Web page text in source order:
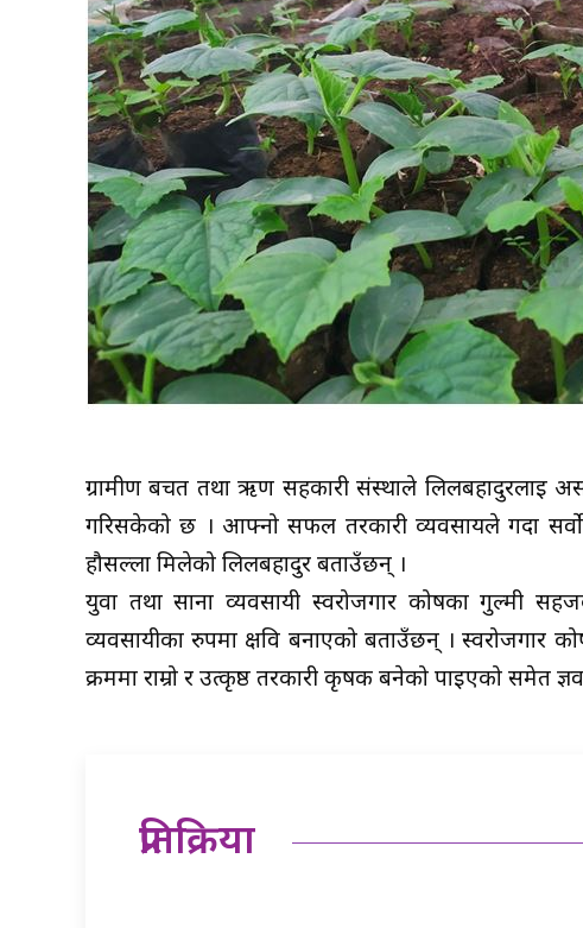
ग्रामीण बचत तथा ऋण सहकारी संस्थाले लिलबहादुरलाई
गरिसकेको छ । आफ्नो सफल तरकारी व्यवसायले गर्दा
हौसल्ला मिलेको लिलबहादुर बताउँछन् ।
युवा तथा साना व्यवसायी स्वरोजगार कोषका गुल्मी
व्यवसायीका रुपमा क्षवि बनाएको बताउँछन् । स्वरोजगार
क्रममा राम्रो र उत्कृष्ठ तरकारी कृषक बनेको पाईएको समेत
प्रतिक्रिया